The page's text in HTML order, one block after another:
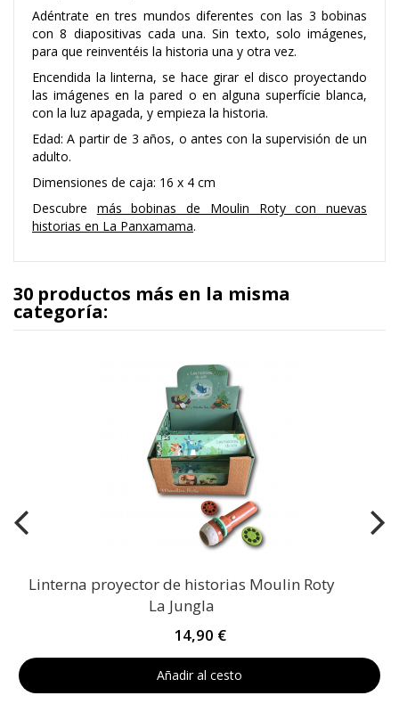
Adéntrate en tres mundos diferentes con las 3 bobinas
con 8 diapositivas cada una. Sin texto, solo imágenes,
para que reinventéis la historia una y otra vez.
Encendida la linterna, se hace girar el disco proyectando
las imágenes en la pared o en alguna superfície blanca,
con la luz apagada, y empieza la historia.
Edad: A partir de 3 años, o antes con la supervisión de un
adulto.
Dimensiones de caja: 16 x 4 cm
Descubre más bobinas de Moulin Roty con nuevas
historias en La Panxamama.
30 productos más en la misma
categoría:
Linterna proyector de historias Moulin Roty
La Jungla
14,90 €
Añadir al cesto